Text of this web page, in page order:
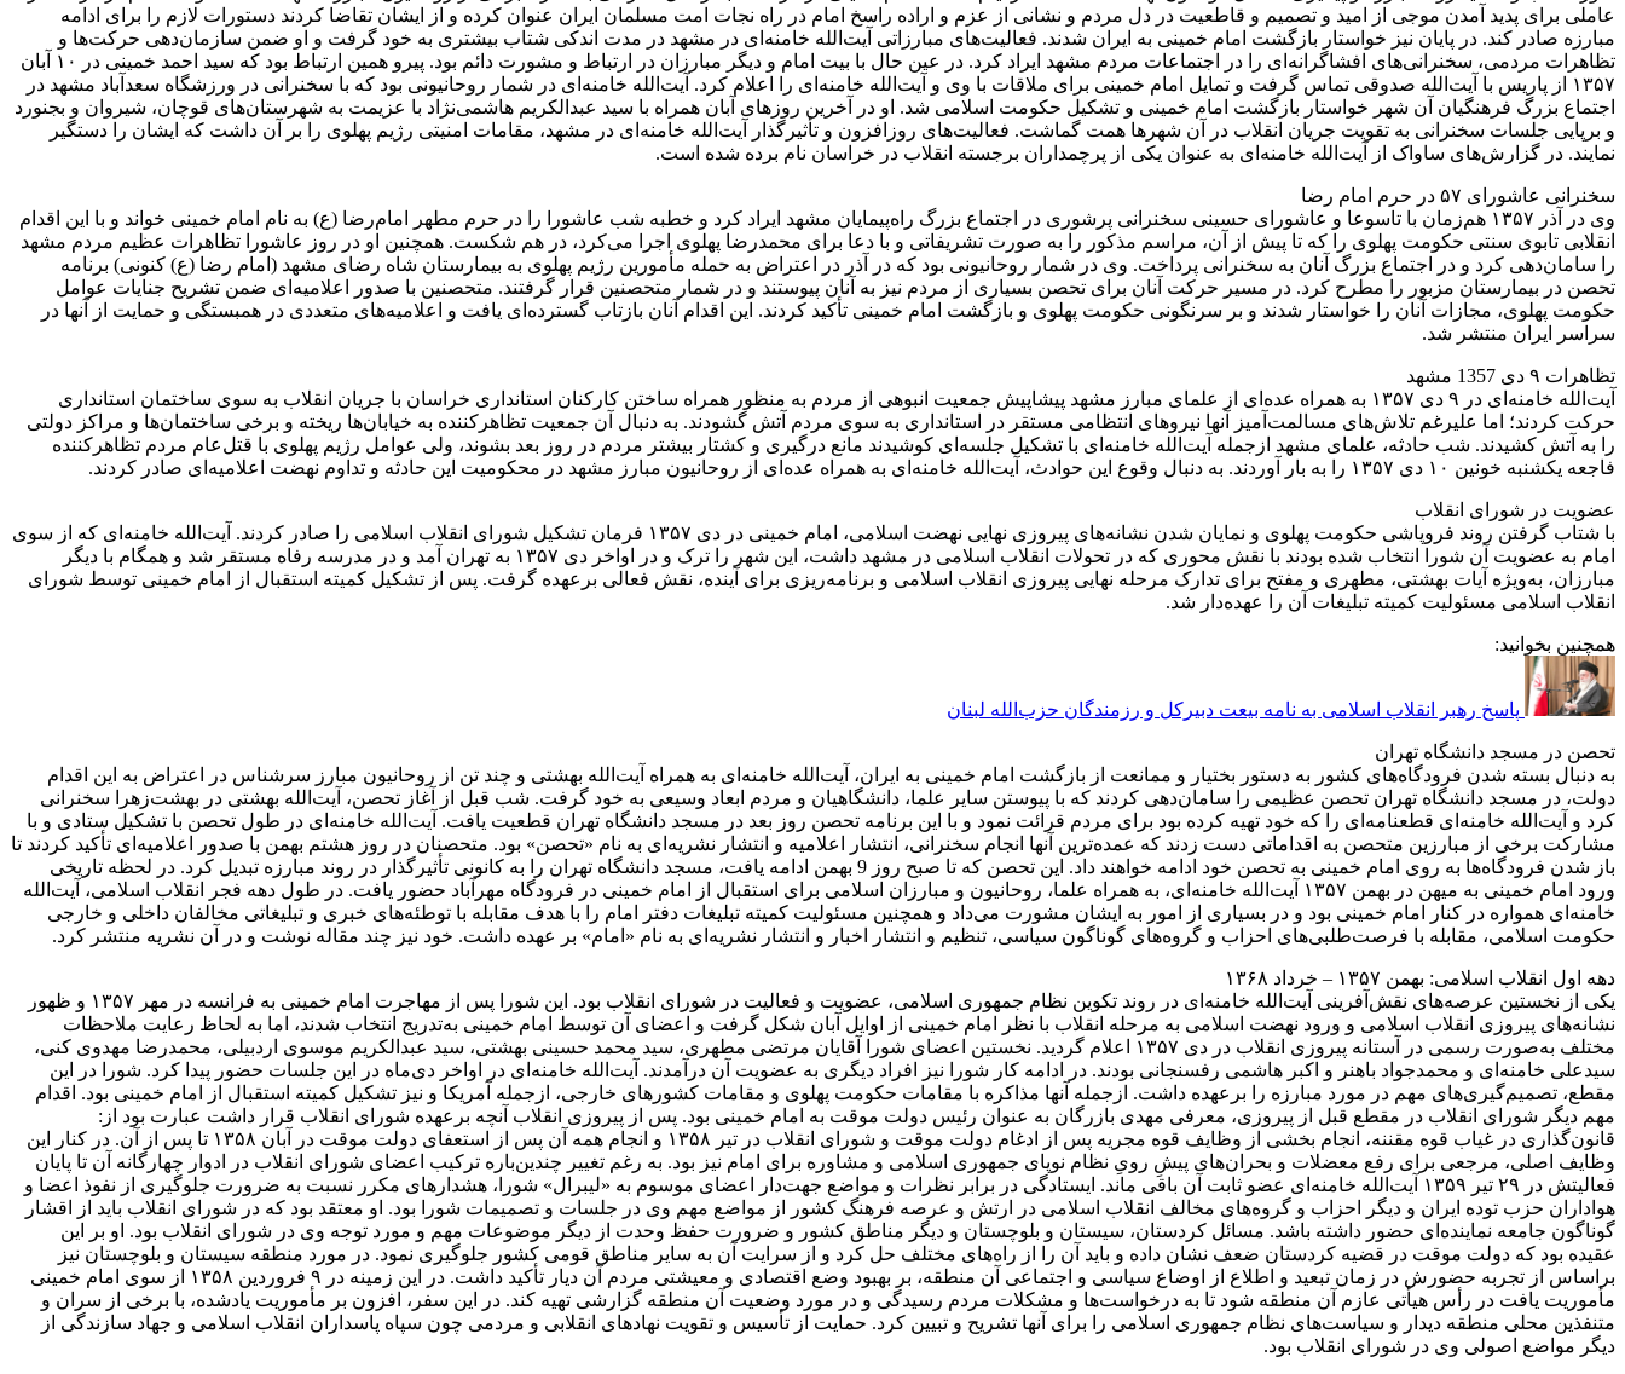
عاملی برای پدید آمدن موجی از امید و تصمیم و قاطعیت در دل مردم و نشانی از عزم و اراده راسخ امام در راه نجات امت مسلمان ایران عنوان کرده و از ایشان تقاضا کردند دستورات لازم را برای ادامه
مبارزه صادر کند. در پایان نیز خواستار بازگشت امام خمینی به ایران شدند. فعالیت‌های مبارزاتی آیت‌الله خامنه‌ای در مشهد در مدت اندکی شتاب بیشتری به خود گرفت و او ضمن سازمان‌دهی حرکت‌ها و
تظاهرات مردمی، سخنرانی‌های افشاگرانه‌ای را در اجتماعات مردم مشهد ایراد کرد. در عین حال با بیت امام و دیگر مبارزان در ارتباط و مشورت دائم بود. پیرو همین ارتباط بود که سید احمد خمینی در ۱۰ آبان
۱۳۵۷ از پاریس با آیت‌الله صدوقی تماس گرفت و تمایل امام خمینی برای ملاقات با وی و آیت‌الله خامنه‌ای را اعلام کرد. آیت‌الله خامنه‌ای در شمار روحانیونی بود که با سخنرانی در ورزشگاه سعدآباد مشهد در
اجتماع بزرگ فرهنگیان آن شهر خواستار بازگشت امام خمینی و تشکیل حکومت اسلامی شد. او در آخرین روزهای آبان همراه با سید عبدالکریم هاشمی‌نژاد با عزیمت به شهرستان‌های قوچان، شیروان و بجنورد
و برپایی جلسات سخنرانی به تقویت جریان انقلاب در آن شهرها همت گماشت. فعالیت‌های روزافزون و تأثیرگذار آیت‌الله خامنه‌ای در مشهد، مقامات امنیتی رژیم پهلوی را بر آن داشت که ایشان را دستگیر
نمایند. در گزارش‌های ساواک از آیت‌الله خامنه‌ای به عنوان یکی از پرچمداران برجسته انقلاب در خراسان نام برده شده است.
سخنرانی عاشورای ۵۷ در حرم امام رضا
وی در آذر ۱۳۵۷ هم‌زمان با تاسوعا و عاشورای حسینی سخنرانی پرشوری در اجتماع بزرگ راه‌پیمایان مشهد ایراد کرد و خطبه شب عاشورا را در حرم مطهر امام‌رضا (ع) به نام امام خمینی خواند و با این اقدام
انقلابی تابوی سنتی حکومت پهلوی را که تا پیش از آن، مراسم مذکور را به صورت تشریفاتی و با دعا برای محمدرضا پهلوی اجرا می‌کرد، در هم شکست. همچنین او در روز عاشورا تظاهرات عظیم مردم مشهد
را سامان‌دهی کرد و در اجتماع بزرگ آنان به سخنرانی پرداخت. وی در شمار روحانیونی بود که در آذر در اعتراض به حمله مأمورین رژیم پهلوی به بیمارستان شاه رضای مشهد (امام رضا (ع) کنونی) برنامه
تحصن در بیمارستان مزبور را مطرح کرد. در مسیر حرکت آنان برای تحصن بسیاری از مردم نیز به آنان پیوستند و در شمار متحصنین قرار گرفتند. متحصنین با صدور اعلامیه‌ای ضمن تشریح جنایات عوامل
حکومت پهلوی، مجازات آنان را خواستار شدند و بر سرنگونی حکومت پهلوی و بازگشت امام خمینی تأکید کردند. این اقدام آنان بازتاب گسترده‌ای یافت و اعلامیه‌های متعددی در همبستگی و حمایت از آنها در
سراسر ایران منتشر شد.
تظاهرات ۹ دی 1357 مشهد
آیت‌الله خامنه‌ای در ۹ دی ۱۳۵۷ به همراه عده‌ای از علمای مبارز مشهد پیشاپیش جمعیت انبوهی از مردم به منظور همراه ساختن کارکنان استانداری خراسان با جریان انقلاب به سوی ساختمان استانداری
حرکت کردند؛ اما علیرغم تلاش‌های مسالمت‌آمیز آنها نیروهای انتظامی مستقر در استانداری به سوی مردم آتش گشودند. به دنبال آن جمعیت تظاهرکننده به خیابان‌ها ریخته و برخی ساختمان‌ها و مراکز دولتی
را به آتش کشیدند. شب حادثه، علمای مشهد ازجمله آیت‌الله خامنه‌ای با تشکیل جلسه‌ای کوشیدند مانع درگیری و کشتار بیشتر مردم در روز بعد بشوند، ولی عوامل رژیم پهلوی با قتل‌عام مردم تظاهرکننده
فاجعه یکشنبه خونین ۱۰ دی ۱۳۵۷ را به بار آوردند. به دنبال وقوع این حوادث، آیت‌الله خامنه‌ای به همراه عده‌ای از روحانیون مبارز مشهد در محکومیت این حادثه و تداوم نهضت اعلامیه‌ای صادر کردند.
عضویت در شورای انقلاب
با شتاب گرفتن روند فروپاشی حکومت پهلوی و نمایان شدن نشانه‌های پیروزی نهایی نهضت اسلامی، امام خمینی در دی ۱۳۵۷ فرمان تشکیل شورای انقلاب اسلامی را صادر کردند. آیت‌الله خامنه‌ای که از سوی
امام به عضویت آن شورا انتخاب شده بودند با نقش محوری که در تحولات انقلاب اسلامی در مشهد داشت، این شهر را ترک و در اواخر دی ۱۳۵۷ به تهران آمد و در مدرسه رفاه مستقر شد و همگام با دیگر
مبارزان، به‌ویژه آیات بهشتی، مطهری و مفتح برای تدارک مرحله نهایی پیروزی انقلاب اسلامی و برنامه‌ریزی برای آینده، نقش فعالی برعهده گرفت. پس از تشکیل کمیته استقبال از امام خمینی توسط شورای
انقلاب اسلامی مسئولیت کمیته تبلیغات آن را عهده‌دار شد.
همچنین بخوانید:
پاسخ رهبر انقلاب اسلامی به نامه بیعت دبیرکل و رزمندگان حزب‌الله لبنان
تحصن در مسجد دانشگاه تهران
به دنبال بسته شدن فرودگاه‌های کشور به دستور بختیار و ممانعت از بازگشت امام خمینی به ایران، آیت‌الله خامنه‌ای به همراه آیت‌الله بهشتی و چند تن از روحانیون مبارز سرشناس در اعتراض به این اقدام
دولت، در مسجد دانشگاه تهران تحصن عظیمی را سامان‌دهی کردند که با پیوستن سایر علما، دانشگاهیان و مردم ابعاد وسیعی به خود گرفت. شب قبل از آغاز تحصن، آیت‌الله بهشتی در بهشت‌زهرا سخنرانی
کرد و آیت‌الله خامنه‌ای قطعنامه‌ای را که خود تهیه کرده بود برای مردم قرائت نمود و با این برنامه تحصن روز بعد در مسجد دانشگاه تهران قطعیت یافت. آیت‌الله خامنه‌ای در طول تحصن با تشکیل ستادی و با
مشارکت برخی از مبارزین متحصن به اقداماتی دست زدند که عمده‌ترین آنها انجام سخنرانی، انتشار اعلامیه و انتشار نشریه‌ای به نام «تحصن» بود. متحصنان در روز هشتم بهمن با صدور اعلامیه‌ای تأکید کردند تا
باز شدن فرودگاه‌ها به روی امام خمینی به تحصن خود ادامه خواهند داد. این تحصن که تا صبح روز 9 بهمن ادامه یافت، مسجد دانشگاه تهران را به کانونی تأثیرگذار در روند مبارزه تبدیل کرد. در لحظه تاریخی
ورود امام خمینی به میهن در بهمن ۱۳۵۷ آیت‌الله خامنه‌ای، به همراه علما، روحانیون و مبارزان اسلامی برای استقبال از امام خمینی در فرودگاه مهرآباد حضور یافت. در طول دهه فجر انقلاب اسلامی، آیت‌الله
خامنه‌ای همواره در کنار امام خمینی بود و در بسیاری از امور به ایشان مشورت می‌داد و همچنین مسئولیت کمیته تبلیغات دفتر امام را با هدف مقابله با توطئه‌های خبری و تبلیغاتی مخالفان داخلی و خارجی
حکومت اسلامی، مقابله با فرصت‌طلبی‌های احزاب و گروه‌های گوناگون سیاسی، تنظیم و انتشار اخبار و انتشار نشریه‌ای به نام «امام» بر عهده داشت. خود نیز چند مقاله نوشت و در آن نشریه منتشر کرد.
دهه اول انقلاب اسلامی: بهمن ۱۳۵۷ – خرداد ۱۳۶۸
یکی از نخستین عرصه‌های نقش‌آفرینی آیت‌الله خامنه‌ای در روند تکوین نظام جمهوری اسلامی، عضویت و فعالیت در شورای انقلاب بود. این شورا پس از مهاجرت امام خمینی به فرانسه در مهر ۱۳۵۷ و ظهور
نشانه‌های پیروزی انقلاب اسلامی و ورود نهضت اسلامی به مرحله انقلاب با نظر امام خمینی از اوایل آبان شکل گرفت و اعضای آن توسط امام خمینی به‌تدریج انتخاب شدند، اما به لحاظ رعایت ملاحظات
مختلف به‌صورت رسمی در آستانه پیروزی انقلاب در دی ۱۳۵۷ اعلام گردید. نخستین اعضای شورا آقایان مرتضی مطهری، سید محمد حسینی بهشتی، سید عبدالکریم موسوی اردبیلی، محمدرضا مهدوی کنی،
سیدعلی خامنه‌ای و محمدجواد باهنر و اکبر هاشمی رفسنجانی بودند. در ادامه کار شورا نیز افراد دیگری به عضویت آن درآمدند. آیت‌الله خامنه‌ای در اواخر دی‌ماه در این جلسات حضور پیدا کرد. شورا در این
مقطع، تصمیم‌گیری‌های مهم در مورد مبارزه را برعهده داشت. ازجمله آنها مذاکره با مقامات حکومت پهلوی و مقامات کشورهای خارجی، ازجمله آمریکا و نیز تشکیل کمیته استقبال از امام خمینی بود. اقدام
مهم دیگر شورای انقلاب در مقطع قبل از پیروزی، معرفی مهدی بازرگان به عنوان رئیس دولت موقت به امام خمینی بود. پس از پیروزی انقلاب آنچه برعهده شورای انقلاب قرار داشت عبارت بود از:
قانون‌گذاری در غیاب قوه مقننه، انجام بخشی از وظایف قوه مجریه پس از ادغام دولت موقت و شورای انقلاب در تیر ۱۳۵۸ و انجام همه آن پس از استعفای دولت موقت در آبان ۱۳۵۸ تا پس از آن. در کنار این
وظایف اصلی، مرجعی برای رفع معضلات و بحران‌های پیشِ رویِ نظام نوپای جمهوری اسلامی و مشاوره برای امام نیز بود. به رغم تغییر چندین‌باره ترکیب اعضای شورای انقلاب در ادوار چهارگانه آن تا پایان
فعالیتش در ۲۹ تیر ۱۳۵۹ آیت‌الله خامنه‌ای عضو ثابت آن باقی ماند. ایستادگی در برابر نظرات و مواضع جهت‌دار اعضای موسوم به «لیبرال» شورا، هشدارهای مکرر نسبت به ضرورت جلوگیری از نفوذ اعضا و
هواداران حزب توده ایران و دیگر احزاب و گروه‌های مخالف انقلاب اسلامی در ارتش و عرصه فرهنگ کشور از مواضع مهم وی در جلسات و تصمیمات شورا بود. او معتقد بود که در شورای انقلاب باید از اقشار
گوناگون جامعه نماینده‌ای حضور داشته باشد. مسائل کردستان، سیستان و بلوچستان و دیگر مناطق کشور و ضرورت حفظ وحدت از دیگر موضوعات مهم و مورد توجه وی در شورای انقلاب بود. او بر این
عقیده بود که دولت موقت در قضیه کردستان ضعف نشان داده و باید آن را از راه‌های مختلف حل کرد و از سرایت آن به سایر مناطق قومی کشور جلوگیری نمود. در مورد منطقه سیستان و بلوچستان نیز
براساس از تجربه حضورش در زمان تبعید و اطلاع از اوضاع سیاسی و اجتماعی آن منطقه، بر بهبود وضع اقتصادی و معیشتی مردم آن دیار تأکید داشت. در این زمینه در ۹ فروردین ۱۳۵۸ از سوی امام خمینی
مأموریت یافت در رأس هیأتی عازم آن منطقه شود تا به درخواست‌ها و مشکلات مردم رسیدگی و در مورد وضعیت آن منطقه گزارشی تهیه کند. در این سفر، افزون بر مأموریت یادشده، با برخی از سران و
متنفذین محلی منطقه دیدار و سیاست‌های نظام جمهوری اسلامی را برای آنها تشریح و تبیین کرد. حمایت از تأسیس و تقویت نهادهای انقلابی و مردمی چون سپاه پاسداران انقلاب اسلامی و جهاد سازندگی از
دیگر مواضع اصولی وی در شورای انقلاب بود.